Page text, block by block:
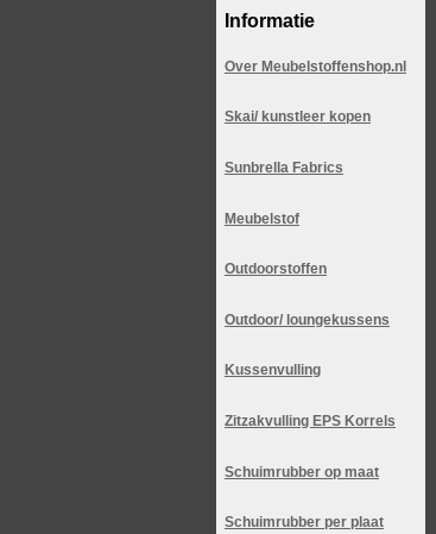
Informatie
Over Meubelstoffenshop.nl
Skai/ kunstleer kopen
Sunbrella Fabrics
Meubelstof
Outdoorstoffen
Outdoor/ loungekussens
Kussenvulling
Zitzakvulling EPS Korrels
Schuimrubber op maat
Schuimrubber per plaat